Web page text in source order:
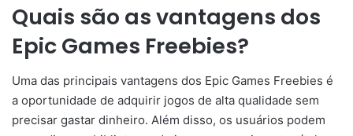
Quais são as vantagens dos
Epic Games Freebies?
Uma das principais vantagens dos Epic Games Freebies é
a oportunidade de adquirir jogos de alta qualidade sem
precisar gastar dinheiro. Além disso, os usuários podem